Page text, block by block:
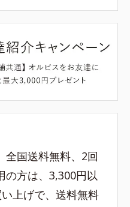
全国送料無料、2回
の方は、3,300円以
上げで、送料無料